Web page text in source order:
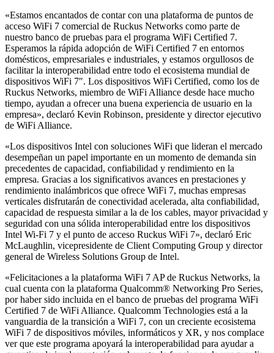
«Estamos encantados de contar con una plataforma de puntos de
acceso WiFi 7 comercial de Ruckus Networks como parte de
nuestro banco de pruebas para el programa WiFi Certified 7.
Esperamos la rápida adopción de WiFi Certified 7 en entornos
domésticos, empresariales e industriales, y estamos orgullosos de
facilitar la interoperabilidad entre todo el ecosistema mundial de
dispositivos WiFi 7″. Los dispositivos WiFi Certified, como los de
Ruckus Networks, miembro de WiFi Alliance desde hace mucho
tiempo, ayudan a ofrecer una buena experiencia de usuario en la
empresa», declaró Kevin Robinson, presidente y director ejecutivo
de WiFi Alliance.
«Los dispositivos Intel con soluciones WiFi que lideran el mercado
desempeñan un papel importante en un momento de demanda sin
precedentes de capacidad, confiabilidad y rendimiento en la
empresa. Gracias a los significativos avances en prestaciones y
rendimiento inalámbricos que ofrece WiFi 7, muchas empresas
verticales disfrutarán de conectividad acelerada, alta confiabilidad,
capacidad de respuesta similar a la de los cables, mayor privacidad y
seguridad con una sólida interoperabilidad entre los dispositivos
Intel Wi-Fi 7 y el punto de acceso Ruckus WiFi 7», declaró Eric
McLaughlin, vicepresidente de Client Computing Group y director
general de Wireless Solutions Group de Intel.
«Felicitaciones a la plataforma WiFi 7 AP de Ruckus Networks, la
cual cuenta con la plataforma Qualcomm® Networking Pro Series,
por haber sido incluida en el banco de pruebas del programa WiFi
Certified 7 de WiFi Alliance. Qualcomm Technologies está a la
vanguardia de la transición a WiFi 7, con un creciente ecosistema
WiFi 7 de dispositivos móviles, informáticos y XR, y nos complace
ver que este programa apoyará la interoperabilidad para ayudar a